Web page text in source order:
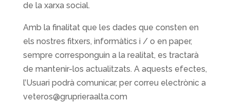
de la xarxa social.
Amb la finalitat que les dades que consten en
els nostres fitxers, informàtics i / o en paper,
sempre corresponguin a la realitat, es tractarà
de mantenir-los actualitzats. A aquests efectes,
l’Usuari podrà comunicar, per correu electrònic a
veteros@gruprieraalta.com